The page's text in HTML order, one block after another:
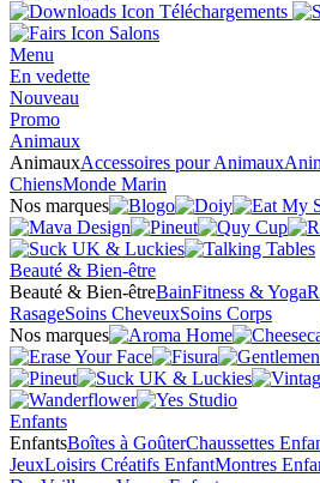
Téléchargements
Salons
Menu
En vedette
Nouveau
Promo
Animaux
AnimauxAccessoires pour Animaux
ChiensMonde Marin
Nos marques
Beauté & Bien-être
Beauté & Bien-êtreBainFitness & Yoga
RasageSoins CheveuxSoins Corps
Nos marques
Enfants
EnfantsBoîtes à GoûterChaussettes
JeuxLoisirs Créatifs EnfantMontres